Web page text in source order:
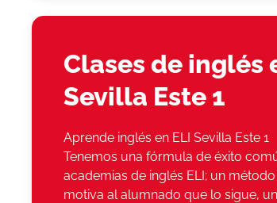
Clases de inglés
Sevilla Este 1
Aprende inglés en ELI Sevilla Este 1
Tenemos una fórmula de éxito
academias de inglés ELI; un
motiva al alumnado que lo sigue,